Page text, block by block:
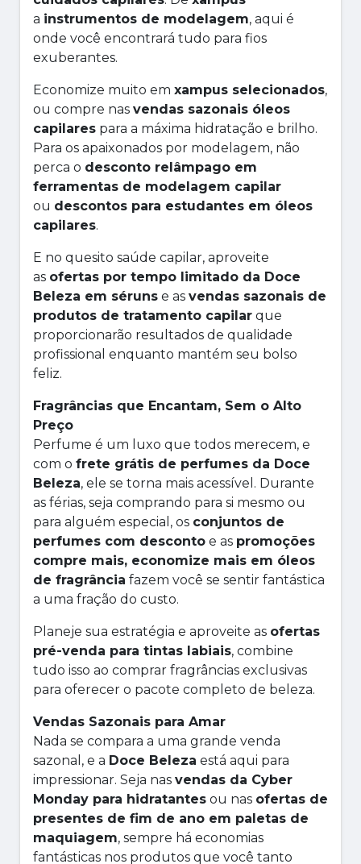
a instrumentos de modelagem, aqui é
onde você encontrará tudo para fios
exuberantes.
Economize muito em xampus selecionados,
ou compre nas vendas sazonais óleos
capilares para a máxima hidratação e brilho.
Para os apaixonados por modelagem, não
perca o desconto relâmpago em
ferramentas de modelagem capilar
ou descontos para estudantes em óleos
capilares.
E no quesito saúde capilar, aproveite
as ofertas por tempo limitado da Doce
Beleza em séruns e as vendas sazonais de
produtos de tratamento capilar que
proporcionarão resultados de qualidade
profissional enquanto mantém seu bolso
feliz.
Fragrâncias que Encantam, Sem o Alto
Preço
Perfume é um luxo que todos merecem, e
com o frete grátis de perfumes da Doce
Beleza, ele se torna mais acessível. Durante
as férias, seja comprando para si mesmo ou
para alguém especial, os conjuntos de
perfumes com desconto e as promoções
compre mais, economize mais em óleos
de fragrância fazem você se sentir fantástica
a uma fração do custo.
Planeje sua estratégia e aproveite as ofertas
pré-venda para tintas labiais, combine
tudo isso ao comprar fragrâncias exclusivas
para oferecer o pacote completo de beleza.
Vendas Sazonais para Amar
Nada se compara a uma grande venda
sazonal, e a Doce Beleza está aqui para
impressionar. Seja nas vendas da Cyber
Monday para hidratantes ou nas ofertas de
presentes de fim de ano em paletas de
maquiagem, sempre há economias
fantásticas nos produtos que você tanto